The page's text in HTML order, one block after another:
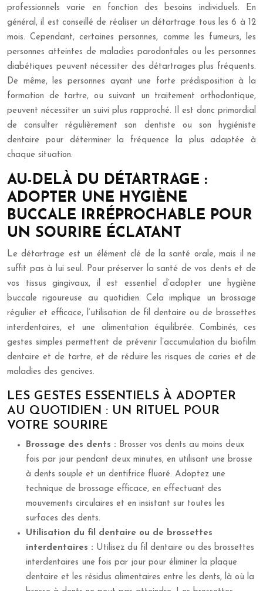
professionnels varie en fonction des besoins individuels. En
général, il est conseillé de réaliser un détartrage tous les 6 à 12
mois. Cependant, certaines personnes, comme les fumeurs, les
personnes atteintes de maladies parodontales ou les personnes
diabétiques peuvent nécessiter des détartrages plus fréquents.
De même, les personnes ayant une forte prédisposition à la
formation de tartre, ou suivant un traitement orthodontique,
peuvent nécessiter un suivi plus rapproché. Il est donc primordial
de consulter régulièrement son dentiste ou son hygiéniste
dentaire pour déterminer la fréquence la plus adaptée à
chaque situation.
AU-DELÀ DU DÉTARTRAGE :
ADOPTER UNE HYGIÈNE
BUCCALE IRRÉPROCHABLE POUR
UN SOURIRE ÉCLATANT
Le détartrage est un élément clé de la santé orale, mais il ne
suffit pas à lui seul. Pour préserver la santé de vos dents et de
vos tissus gingivaux, il est essentiel d’adopter une hygiène
buccale rigoureuse au quotidien. Cela implique un brossage
régulier et efficace, l’utilisation de fil dentaire ou de brossettes
interdentaires, et une alimentation équilibrée. Combinés, ces
gestes simples permettent de prévenir l’accumulation du biofilm
dentaire et de tartre, et de réduire les risques de caries et de
maladies des gencives.
LES GESTES ESSENTIELS À ADOPTER
AU QUOTIDIEN : UN RITUEL POUR
VOTRE SOURIRE
Brossage des dents : Brosser vos dents au moins deux
fois par jour pendant deux minutes, en utilisant une brosse
à dents souple et un dentifrice fluoré. Adoptez une
technique de brossage efficace, en effectuant des
mouvements circulaires et en insistant sur toutes les
surfaces des dents.
Utilisation du fil dentaire ou de brossettes
interdentaires : Utilisez du fil dentaire ou des brossettes
interdentaires une fois par jour pour éliminer la plaque
dentaire et les résidus alimentaires entre les dents, là où la